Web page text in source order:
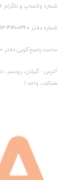
شماره واتساپ و تلگرام 09383298936
شماره دفتر 41610360-013
ساعت پاسخ‌گویی دفتر 8:30 تا 13:00 و 15:30 تا 20:30
آدرس : گیلان، رودسر،
همکف، واحد 1